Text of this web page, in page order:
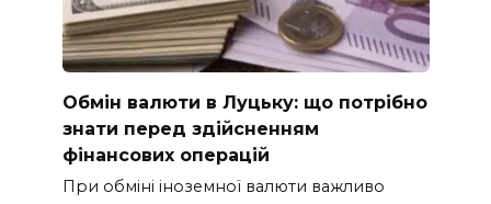
Обмін валюти в Луцьку: що потрібно
знати перед здійсненням
фінансових операцій
При обміні іноземної валюти важливо